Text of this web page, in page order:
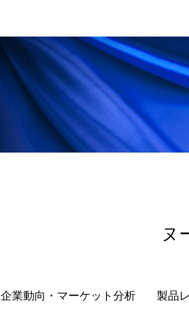
香りケア 香りの重ね使い
髪 静電気 冬 対策 髪のバ
ヌ
企業動向・マーケット分析 製品